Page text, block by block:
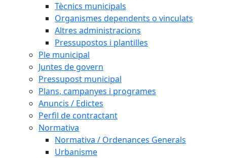
Tècnics municipals
Organismes dependents o vinculats
Altres administracions
Pressupostos i plantilles
Ple municipal
Juntes de govern
Pressupost municipal
Plans, campanyes i programes
Anuncis / Edictes
Perfil de contractant
Normativa
Normativa / Ordenances Generals
Urbanisme